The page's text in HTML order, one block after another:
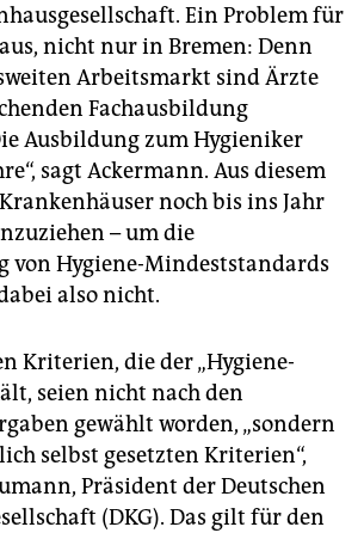
Ein Problem für
nicht nur in Bremen: Denn
Arbeitsmarkt sind Ärzte
Fachausbildung
Ausbildung zum Hygieniker
sagt Ackermann. Aus diesem
noch bis ins Jahr
– um die
von Hygiene-Mindeststandards
also nicht.
Kriterien, die der „Hygiene-
seien nicht nach den
gewählt worden, „sondern
selbst gesetzten Kriterien“,
Präsident der Deutschen
(DKG). Das gilt für den